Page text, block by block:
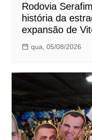
Rodovia
história da
expansão de
qua, 05/08/2026